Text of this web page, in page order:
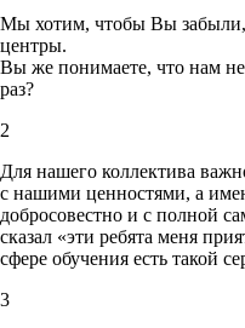
Мы хотим, чтобы Вы забыли,
центры.
Вы же понимаете, что нам
раз?
2
Для нашего коллектива
с нашими ценностями, а
добросовестно и с полной
сказал «эти ребята меня
сфере обучения есть такой
3